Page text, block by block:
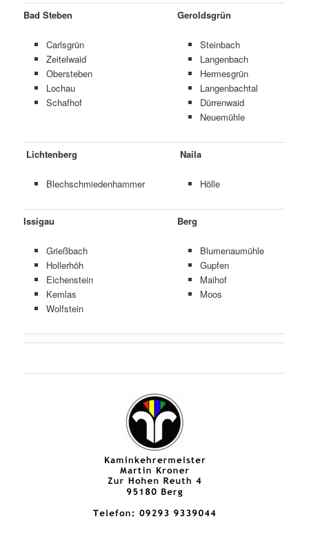
Bad Steben
Carlsgrün
Zeitelwaid
Obersteben
Lochau
Schafhof
Geroldsgrün
Steinbach
Langenbach
Hermesgrün
Langenbachtal
Dürrenwaid
Neuemühle
Lichtenberg
Blechschmiedenhammer
Naila
Hölle
Issigau
Grießbach
Hollerhöh
Eichenstein
Kemlas
Wolfstein
Berg
Blumenaumühle
Gupfen
Maihof
Moos